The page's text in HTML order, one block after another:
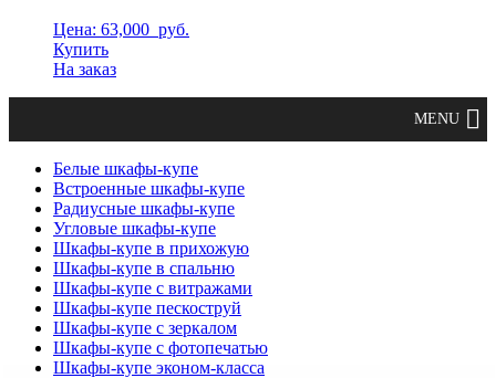
Цена: 63,000 руб.
Купить
На заказ
Белые шкафы-купе
Встроенные шкафы-купе
Радиусные шкафы-купе
Угловые шкафы-купе
Шкафы-купе в прихожую
Шкафы-купе в спальню
Шкафы-купе с витражами
Шкафы-купе пескоструй
Шкафы-купе с зеркалом
Шкафы-купе с фотопечатью
Шкафы-купе эконом-класса